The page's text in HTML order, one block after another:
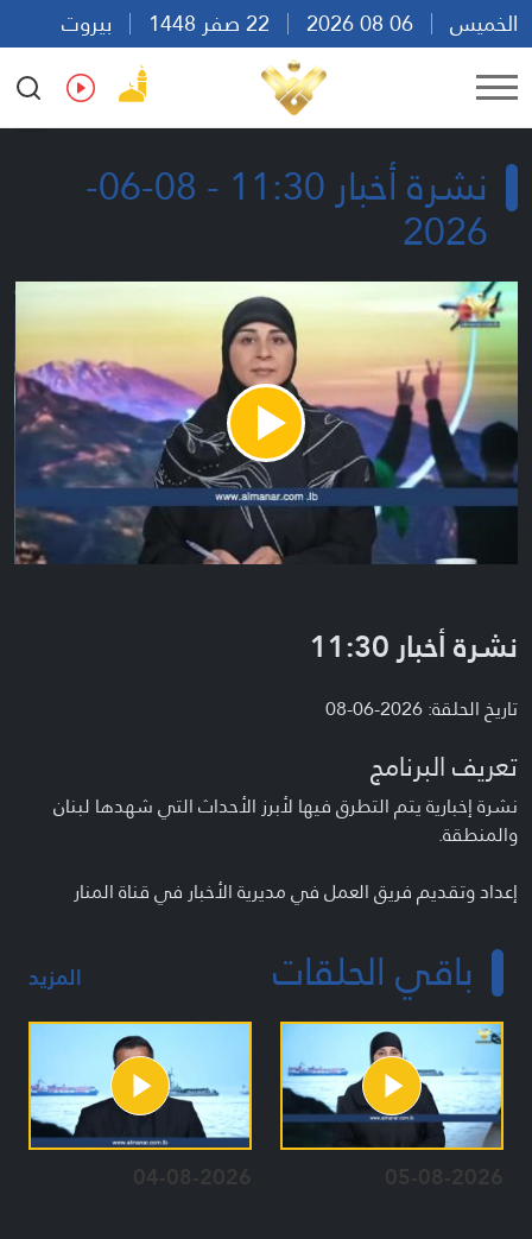
الخميس
بيروت
08:17
Ar En Fr Es
نشرة أخبار 11:30 - 08-06-
2026
Play
Video
نشرة أخبار 11:30
تاريخ الحلقة: 2026-06-08
تعريف البرنامج
نشرة إخبارية يتم التطرق فيها لأبرز الأحداث التي شهدها لبنان
والمنطقة.
إعداد وتقديم فريق العمل في مديرية الأخبار في قناة المنار
باقي الحلقات المزيد
05-08-2026
04-08-2026